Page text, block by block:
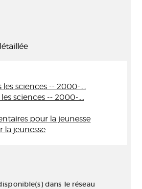
sciences -- 2000-....
sciences -- 2000-....
pour la jeunesse
la jeunesse
dans le réseau